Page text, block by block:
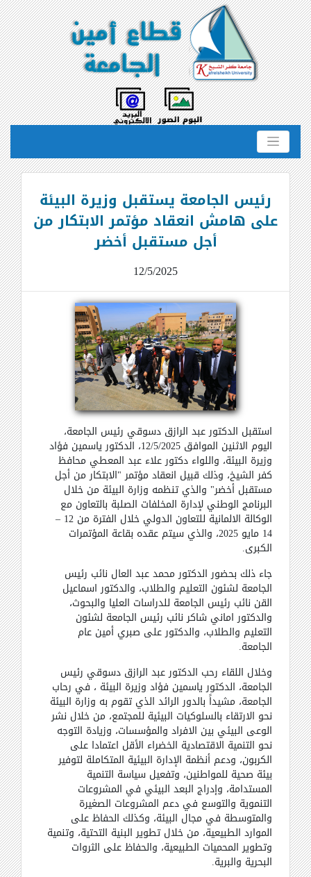
رئيس الجامعة يستقبل وزيرة البيئة
على هامش انعقاد مؤتمر الابتكار من
أجل مستقبل أخضر
12/5/2025
استقبل الدكتور عبد الرازق دسوقي رئيس الجامعة،
اليوم الاثنين الموافق 12/5/2025، الدكتور ياسمين فؤاد
وزيرة البيئة، واللواء دكتور علاء عبد المعطي محافظ
كفر الشيخ، وذلك قبيل انعقاد مؤتمر "الابتكار من أجل
مستقبل أخضر" والذي تنظمه وزارة البيئة من خلال
البرنامج الوطني لإدارة المخلفات الصلبة بالتعاون مع
الوكالة الالمانية للتعاون الدولي خلال الفترة من 12 –
14 مايو 2025، والذي سيتم عقده بقاعة المؤتمرات
الكبرى.
جاء ذلك بحضور الدكتور محمد عبد العال نائب رئيس
الجامعة لشئون التعليم والطلاب، والدكتور اسماعيل
القن نائب رئيس الجامعة للدراسات العليا والبحوث،
والدكتور اماني شاكر نائب رئيس الجامعة لشئون
التعليم والطلاب، والدكتور على صبري أمين عام
الجامعة.
وخلال اللقاء رحب الدكتور عبد الرازق دسوقي رئيس
الجامعة، الدكتور ياسمين فؤاد وزيرة البيئة ، في رحاب
الجامعة، مشيداً بالدور الرائد الذي تقوم به وزارة البيئة
نحو الارتقاء بالسلوكيات البيئية للمجتمع، من خلال نشر
الوعى البيئي بين الافراد والمؤسسات، وزيادة التوجه
نحو التنمية الاقتصادية الخضراء الأقل اعتمادا على
الكربون، ودعم أنظمة الإدارة البيئية المتكاملة لتوفير
بيئة صحية للمواطنين، وتفعيل سياسة التنمية
المستدامة، وإدراج البعد البيئي في المشروعات
التنموية والتوسع في دعم المشروعات الصغيرة
والمتوسطة في مجال البيئة، وكذلك الحفاظ على
الموارد الطبيعية، من خلال تطوير البنية التحتية، وتنمية
وتطوير المحميات الطبيعية، والحفاظ على الثروات
البحرية والبرية.